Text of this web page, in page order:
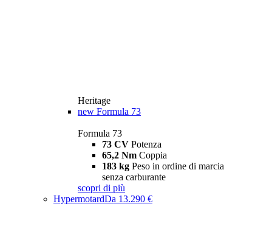
Heritage
new Formula 73
Formula 73
73 CV Potenza
65,2 Nm Coppia
183 kg Peso in ordine di marcia
senza carburante
scopri di più
HypermotardDa 13.290 €